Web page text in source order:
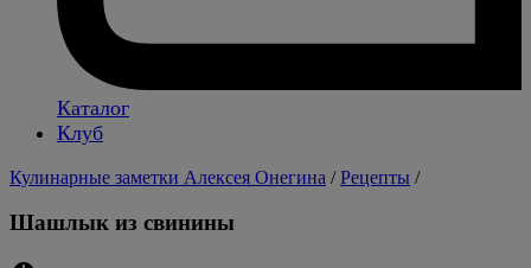
Каталог
Клуб
Кулинарные заметки Алексея Онегина /Рецепты /
Шашлык из свинины